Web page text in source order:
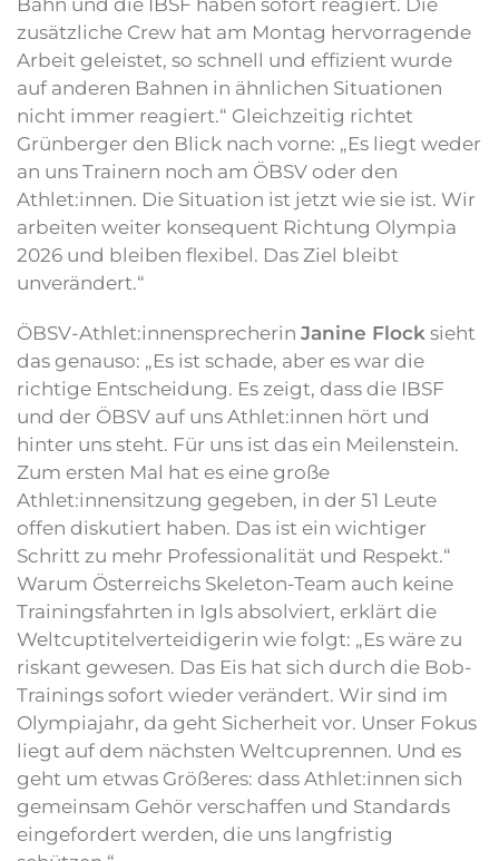
Bahn und die IBSF haben sofort reagiert. Die
zusätzliche Crew hat am Montag hervorragende
Arbeit geleistet, so schnell und effizient wurde
auf anderen Bahnen in ähnlichen Situationen
nicht immer reagiert.“ Gleichzeitig richtet
Grünberger den Blick nach vorne: „Es liegt weder
an uns Trainern noch am ÖBSV oder den
Athlet:innen. Die Situation ist jetzt wie sie ist. Wir
arbeiten weiter konsequent Richtung Olympia
2026 und bleiben flexibel. Das Ziel bleibt
unverändert.“
ÖBSV-Athlet:innensprecherin Janine Flock sieht
das genauso: „Es ist schade, aber es war die
richtige Entscheidung. Es zeigt, dass die IBSF
und der ÖBSV auf uns Athlet:innen hört und
hinter uns steht. Für uns ist das ein Meilenstein.
Zum ersten Mal hat es eine große
Athlet:innensitzung gegeben, in der 51 Leute
offen diskutiert haben. Das ist ein wichtiger
Schritt zu mehr Professionalität und Respekt.“
Warum Österreichs Skeleton-Team auch keine
Trainingsfahrten in Igls absolviert, erklärt die
Weltcuptitelverteidigerin wie folgt: „Es wäre zu
riskant gewesen. Das Eis hat sich durch die Bob-
Trainings sofort wieder verändert. Wir sind im
Olympiajahr, da geht Sicherheit vor. Unser Fokus
liegt auf dem nächsten Weltcuprennen. Und es
geht um etwas Größeres: dass Athlet:innen sich
gemeinsam Gehör verschaffen und Standards
eingefordert werden, die uns langfristig